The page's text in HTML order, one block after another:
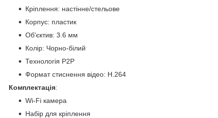
Кріплення: настінне/стельове
Корпус: пластик
Об'єктив: 3.6 мм
Колір: Чорно-білий
Технологія P2P
Формат стиснення відео: H.264
Комплектація:
Wi-Fi камера
Набір для кріплення